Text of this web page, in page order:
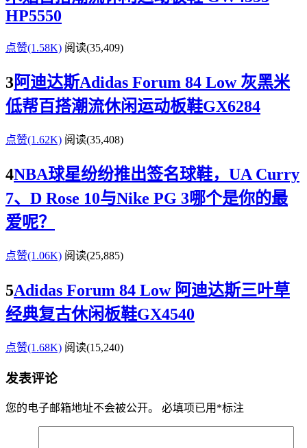
HP5550
点赞(1.58K) 阅读(35,409)
3阿迪达斯Adidas Forum 84 Low 灰黑米
低帮百搭潮流休闲运动板鞋GX6284
点赞(1.62K) 阅读(35,408)
4NBA球星纷纷推出签名球鞋，UA Curry
7、D Rose 10与Nike PG 3哪个是你的最
爱呢？
点赞(1.06K) 阅读(25,885)
5Adidas Forum 84 Low 阿迪达斯三叶草
经典复古休闲板鞋GX4540
点赞(1.68K) 阅读(15,240)
发表评论
您的电子邮箱地址不会被公开。 必填项已用 *标注